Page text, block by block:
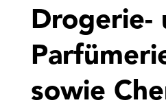
Drogerie-
sowie